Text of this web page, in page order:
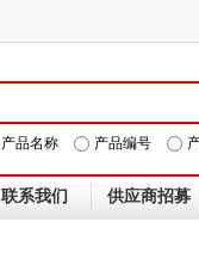
产品名称 产品编号
联系我们 供应商招募